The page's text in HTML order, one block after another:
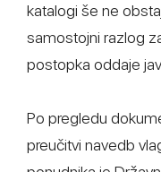
katalogi še ne
samostojni razlog
postopka oddaje
Po pregledu
preučitvi navedb